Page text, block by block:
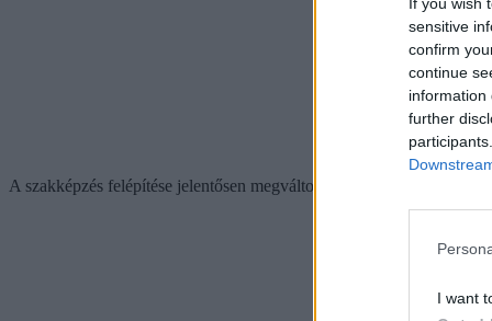
sensitive
confirm
continue
information
further
I want
A szakképzés felépítése jelentősen megváltozott: